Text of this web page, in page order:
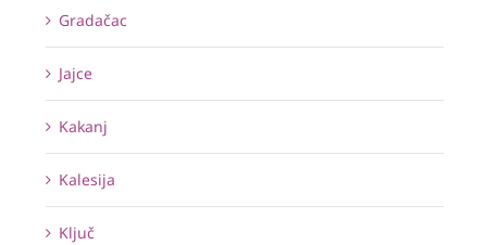
Gradačac
Jajce
Kakanj
Kalesija
Ključ